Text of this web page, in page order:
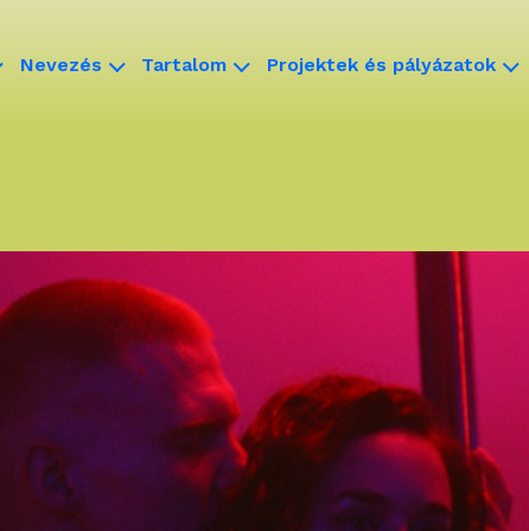
Nevezés Tartalom Projektek és pályázatok